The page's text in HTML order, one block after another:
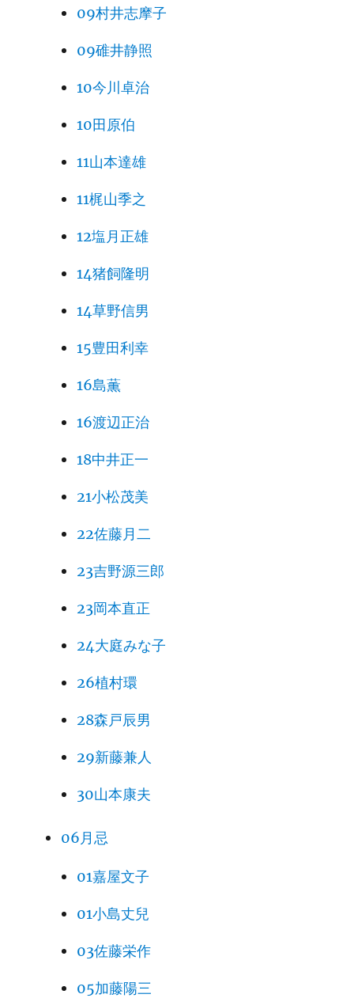
09村井志摩子
09碓井静照
10今川卓治
10田原伯
11山本達雄
11梶山季之
12塩月正雄
14猪飼隆明
14草野信男
15豊田利幸
16島薫
16渡辺正治
18中井正一
21小松茂美
22佐藤月二
23吉野源三郎
23岡本直正
24大庭みな子
26植村環
28森戸辰男
29新藤兼人
30山本康夫
06月忌
01嘉屋文子
01小島丈兒
03佐藤栄作
05加藤陽三